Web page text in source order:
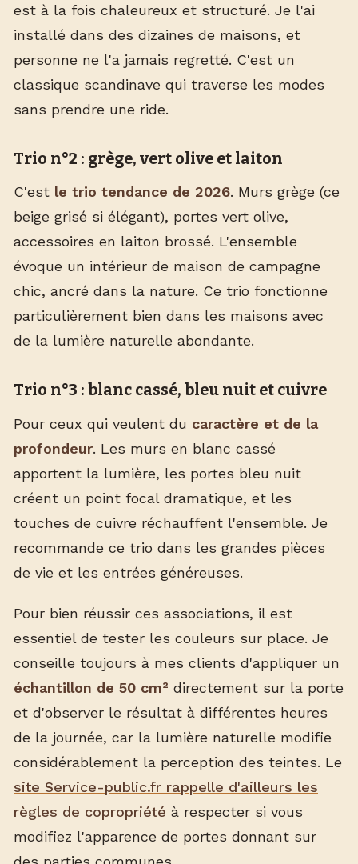
est à la fois chaleureux et structuré. Je l'ai
installé dans des dizaines de maisons, et
personne ne l'a jamais regretté. C'est un
classique scandinave qui traverse les modes
sans prendre une ride.
Trio n°2 : grège, vert olive et laiton
C'est le trio tendance de 2026. Murs grège (ce
beige grisé si élégant), portes vert olive,
accessoires en laiton brossé. L'ensemble
évoque un intérieur de maison de campagne
chic, ancré dans la nature. Ce trio fonctionne
particulièrement bien dans les maisons avec
de la lumière naturelle abondante.
Trio n°3 : blanc cassé, bleu nuit et cuivre
Pour ceux qui veulent du caractère et de la
profondeur. Les murs en blanc cassé
apportent la lumière, les portes bleu nuit
créent un point focal dramatique, et les
touches de cuivre réchauffent l'ensemble. Je
recommande ce trio dans les grandes pièces
de vie et les entrées généreuses.
Pour bien réussir ces associations, il est
essentiel de tester les couleurs sur place. Je
conseille toujours à mes clients d'appliquer un
échantillon de 50 cm² directement sur la porte
et d'observer le résultat à différentes heures
de la journée, car la lumière naturelle modifie
considérablement la perception des teintes. Le
site Service-public.fr rappelle d'ailleurs les
règles de copropriété à respecter si vous
modifiez l'apparence de portes donnant sur